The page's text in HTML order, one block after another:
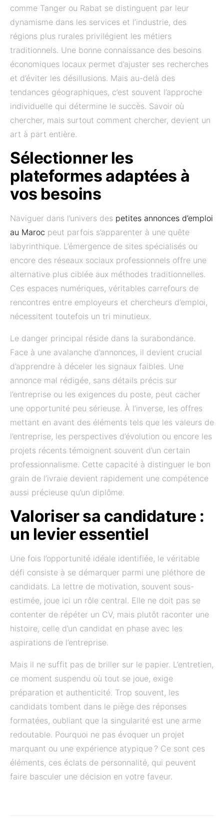
comme Tanger ou Rabat se distinguent par leur
dynamisme dans les services et l’industrie, des
régions plus rurales privilégient les métiers
traditionnels. Une bonne connaissance des besoins
économiques locaux permet d’ajuster ses recherches
et d’éviter les désillusions. Mais au-delà des
tendances géographiques, c’est souvent l’approche
individuelle qui détermine le succès. Savoir où
chercher, mais surtout comment chercher, devient un
art à part entière.
Sélectionner les
plateformes adaptées à
vos besoins
Naviguer dans l’univers des petites annonces d’emploi
au Maroc peut parfois s’apparenter à une quête
labyrinthique. L’émergence de sites spécialisés ou
encore des réseaux sociaux professionnels offre une
alternative plus ciblée aux méthodes traditionnelles.
Ces espaces numériques, véritables carrefours de
rencontres entre employeurs et chercheurs d’emploi,
nécessitent toutefois un tri minutieux.
Le danger principal réside dans la surabondance.
Face à une avalanche d’annonces, il devient crucial
d’apprendre à déceler les signaux faibles. Une
annonce mal rédigée, sans détails précis sur
l’entreprise ou les exigences du poste, peut cacher
une opportunité peu sérieuse. À l’inverse, les offres
mettant en avant des éléments tels que les valeurs de
l’entreprise, les perspectives d’évolution ou encore les
projets récents témoignent souvent d’un certain
professionnalisme. Cette capacité à distinguer le bon
grain de l’ivraie devient rapidement une compétence
aussi précieuse qu’un diplôme.
Valoriser sa candidature :
un levier essentiel
Une fois l’opportunité idéale identifiée, le véritable
défi consiste à se démarquer parmi une pléthore de
candidats. La lettre de motivation, souvent sous-
estimée, joue ici un rôle central. Elle ne doit pas se
contenter de répéter un CV, mais plutôt raconter une
histoire, celle d’un candidat en phase avec les
aspirations de l’entreprise.
Mais il ne suffit pas de briller sur le papier. L’entretien,
ce moment suspendu où tout se joue, exige
préparation et authenticité. Trop souvent, les
candidats tombent dans le piège des réponses
formatées, oubliant que la singularité est une arme
redoutable. Pourquoi ne pas évoquer un projet
marquant ou une expérience atypique ? Ce sont ces
éléments, ces éclats de personnalité, qui peuvent
faire basculer une décision en votre faveur.